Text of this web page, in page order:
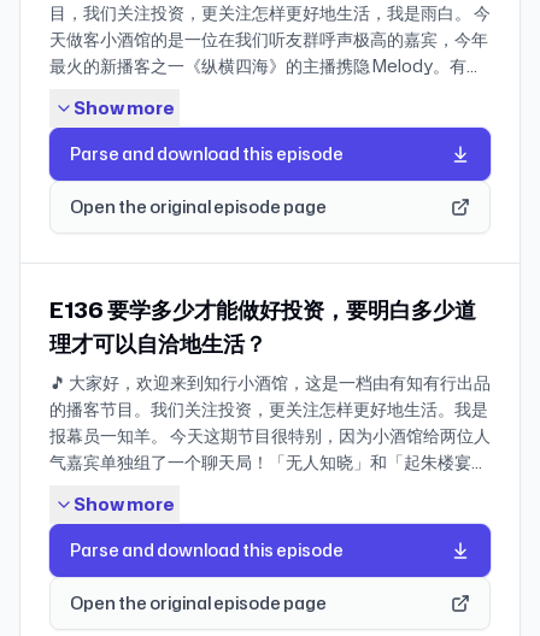
庭开始第一次认真地想：我们家的资产结构，到底是不是合
理的？ 因此在这一期《房产万事屋》，我们邀请到了大家喜
爱的老朋友杨天楠老师，想和他一起聊一个更现实的问题：
件事？ 🔗 官方地址 如果你所使用的客户端显示不全，请点
此访问有知有行的官网查看全文 🍻 本期嘉宾 杨天楠：长波
工作室、播客「听懂涨声」主理人。即刻：杨天楠 🪡 时间
轴 01:38 雨白的后怕：一套「及时止损」卖掉的房子，如果
晚卖两年，可能就是腰斩 04:07 回乡观察之「再也没人提
事？🥹 10:01 很多时候大家在理性上早就想明白了，但是在
感性和决策上面没法下决定 19:14 一场「史上最大财富转
移」或许正在路上：但你继承的到底是良性资产，还是烫手
山芋？ 23:23 卖不掉也租不动：二手房跌破 5000 元/平，
说明这个地方可能已经没什么新增需求了 28:50 「你的整个
家庭资产拥抱的都是旧经济，但这个时代的声音已经变了」
33:15 跟长辈聊卖房的困境：不只是经济决策，更是家庭重
载着退休&度假梦想的房子，为什么却成了家庭包袱 47:32
楠师自认「打脸」：在动态的市场里，没有哪条认知能永久
有效 50:14 即便是自住，也没有人想看到自己的房子一直下
跌，甚至最终失去流动性 65:40 遇到合适的房子，可能比跌
到合适的价格更重要 🔍 猜你想看 04:56 资产负债表：财务
目，我们关注投资，更关注怎样更好地生活，我是雨白。 今
天做客小酒馆的是一位在我们听友群呼声极高的嘉宾，今年
最火的新播客之一《纵横四海》的主播携隐 Melody。有一
不好这一生」。而纵横四海就是这样一档一期期庖丁解牛试
讲书，让人收获很多道理和知识的博客。 我因此产生了一个
疑问，怎样才能把我们过去学到的这么多道理应用到生活
中，让我们过得更愉快、更满足？本期节目很有意思，你可
以把它当成知行小酒馆过往 110 多期关于生活道理部分的串
书。 而且我相信，听了这期节目你会感到如释重负，不会再
因为自己做的不够好、不够自律或执行力不够强而感到焦
虑。听完之后你会意识到，自律这个事情本身就是不存在
的。所谓「不够自律」不是因为我们不够好，而是因为我们
还没有找对方法。 凯文·凯利最近出了一本新书叫做《宝贵
的人生建议》，而我们这一期的标题或许可以是《宝贵的行
动建议》。每当你听到了一个非常有用的道理，却觉得在生
实践，我在节目最后还布置了一道小小的「课后习题」，欢
迎你留言作答，期待你的答案。 🔗 官网地址
youzhiyouxing.cn *官网详情页所载信息最为全面，尤其推
荐苹果播客用户访问。 **如果你有长期投资的需求，非常欢
迎你在有知有行 App 进一步了解「长钱账户」，这是知行
Show more
Parse and download this episode
Open the original episode page
E136 要学多少才能做好投资，要明白多少道
理才可以自洽地生活？
🎵 大家好，欢迎来到知行小酒馆，这是一档由有知有行出品
的播客节目。我们关注投资，更关注怎样更好地生活。我是
报幕员一知羊。 今天这期节目很特别，因为小酒馆给两位人
气嘉宾单独组了一个聊天局！「无人知晓」和「起朱楼宴宾
漫谈。 在这期节目里，你能听到孟岩和大卫翁的观点交锋，
比如，咱们绝大多数普通人想做好投资，有没有必要学更
多，去学投资第二、第三课？你也能听到他们最近在生活中
的体悟和实践，比如，怎么应对「在躺平和奋斗反复横跳」
的内耗状态？ 愿你在这个美好的周五晚随着本期节目放松下
Show more
Parse and download this episode
Open the original episode page